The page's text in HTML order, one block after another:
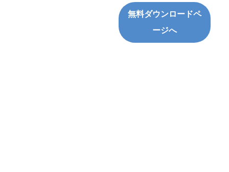
無料ダウンロードペ
ージへ